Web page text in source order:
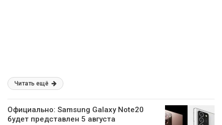
Читать ещё
Официально: Samsung Galaxy Note20
будет представлен 5 августа